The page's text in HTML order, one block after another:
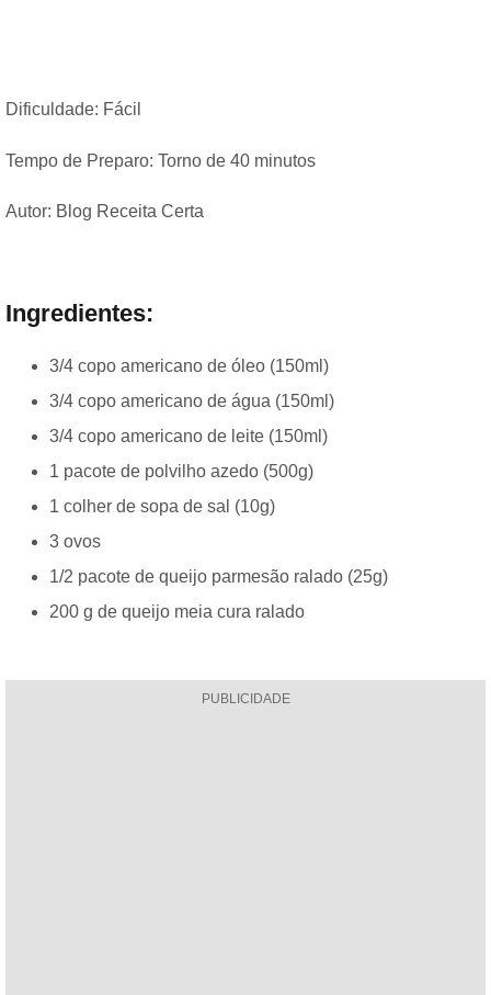
Dificuldade: Fácil
Tempo de Preparo: Torno de 40 minutos
Autor: Blog Receita Certa
Ingredientes:
3/4 copo americano de óleo (150ml)
3/4 copo americano de água (150ml)
3/4 copo americano de leite (150ml)
1 pacote de polvilho azedo (500g)
1 colher de sopa de sal (10g)
3 ovos
1/2 pacote de queijo parmesão ralado (25g)
200 g de queijo meia cura ralado
PUBLICIDADE